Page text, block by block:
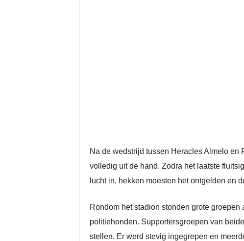
Na de wedstrijd tussen Heracles Almelo
volledig uit de hand. Zodra het laatste
lucht in, hekken moesten het ontgelden en
Rondom het stadion stonden grote
politiehonden. Supportersgroepen van
stellen. Er werd stevig ingegrepen en